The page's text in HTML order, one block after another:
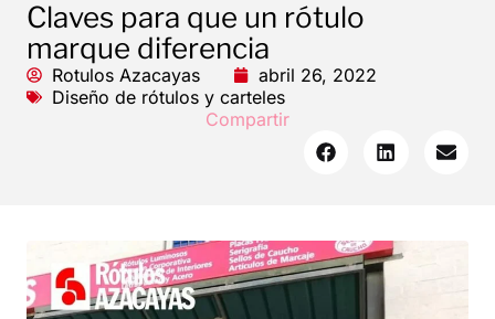
Claves para que un rótulo
marque diferencia
Rotulos Azacayas
abril 26, 2022
Diseño de rótulos y carteles
Compartir